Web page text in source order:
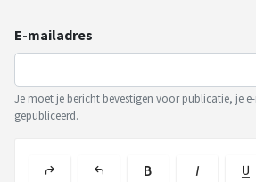
E-mailadres
Je moet je bericht bevestigen voor publicatie, je
gepubliceerd.